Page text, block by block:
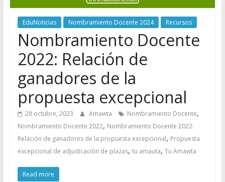
EduNoticias Nombramiento Docente 2024 Recursos
Nombramiento Docente
2022: Relación de
ganadores de la
propuesta excepcional
28 octubre, 2023 Amawta Nombramiento Docente,
Nombramiento Docente 2022, Nombramiento Docente 2022:
Relación de ganadores de la propuesta excepcional, Propuesta
excepcional de adjudicación de plazas, tu amauta, Tu Amawta
Read more